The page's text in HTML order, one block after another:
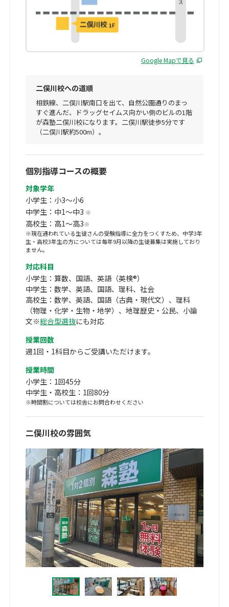
個別指導コースの概要
対象学年
小学生：小3～小6
中学生：中1～中3 ※
高校生：高1～高3※
※現在通われている生徒さんの受験指導に全力をつくすため、中学3年
生・高校3年生の方については毎年9月以降の生徒募集は実施しており
ません。
対応科目
小学生：算数、国語、英語（英検®）
中学生：数学、英語、国語、理科、社会
高校生：数学、英語、国語（古典・現代文）、理科
（物理・化学・生物・地学）、地理歴史・公民、小論
文※総合型選抜にも対応
授業回数
週1回・1科目からご受講いただけます。
授業時間
小学生：1回45分
中学生・高校生：1回80分
※時間割については校舎にお問合わせください
二俣川校の雰囲気
Google Mapで見る
二俣川校への道順
相鉄線、二俣川駅南口を出て、自然公園通りのまっ
すぐ進んだ、ドラッグセイムス向かい側のビルの1階
が森塾二俣川校になります。二俣川駅徒歩5分です
（二俣川駅約500m）。